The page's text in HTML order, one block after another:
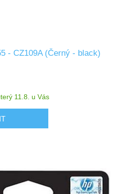
- CZ109A (Černý - black)
11.8. u Vás